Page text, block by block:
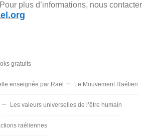
plus d’informations, nous contacter
gratuits
enseignée par Raël Le Mouvement Raélien
Les valeurs universelles de l’être humain
raéliennes